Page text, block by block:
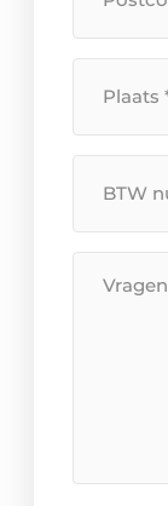
Nummer